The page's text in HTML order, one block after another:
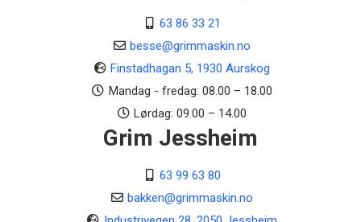
63 86 33 21
besse@grimmaskin.no
Finstadhagan 5, 1930 Aurskog
Mandag - fredag: 08.00 – 18.00
Lørdag: 09.00 – 14.00
Grim Jessheim
63 99 63 80
bakken@grimmaskin.no